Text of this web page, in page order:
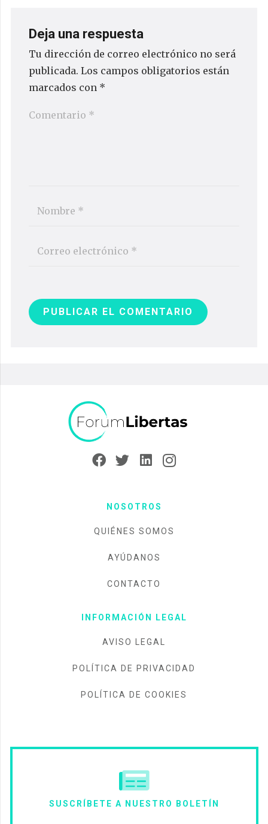
Deja una respuesta
Tu dirección de correo electrónico no será
publicada. Los campos obligatorios están
marcados con *
PUBLICAR EL COMENTARIO
NOSOTROS
QUIÉNES SOMOS
AYÚDANOS
CONTACTO
INFORMACIÓN LEGAL
AVISO LEGAL
POLÍTICA DE PRIVACIDAD
POLÍTICA DE COOKIES
SUSCRÍBETE A NUESTRO BOLETÍN